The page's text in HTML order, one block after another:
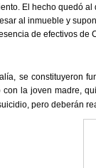
El hecho quedó
al inmueble y
de efectivos de
se constituyeron
con la joven madre,
pero deberán